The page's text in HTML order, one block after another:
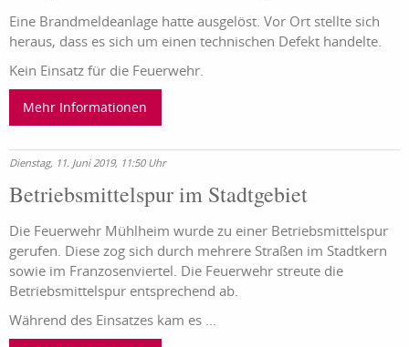
Eine Brandmeldeanlage hatte ausgelöst. Vor Ort stellte sich
heraus, dass es sich um einen technischen Defekt handelte.
Kein Einsatz für die Feuerwehr.
Mehr Informationen
Dienstag, 11. Juni 2019, 11:50 Uhr
Betriebsmittelspur im Stadtgebiet
Die Feuerwehr Mühlheim wurde zu einer Betriebsmittelspur
gerufen. Diese zog sich durch mehrere Straßen im Stadtkern
sowie im Franzosenviertel. Die Feuerwehr streute die
Betriebsmittelspur entsprechend ab.
Während des Einsatzes kam es ...